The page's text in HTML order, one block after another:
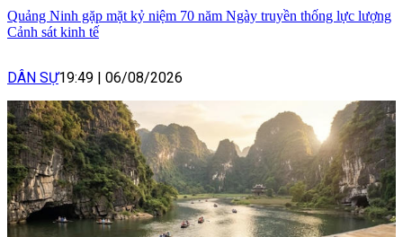
Quảng Ninh gặp mặt kỷ niệm 70 năm Ngày truyền thống lực lượng
Cảnh sát kinh tế
DÂN SỰ19:49 | 06/08/2026